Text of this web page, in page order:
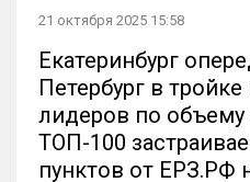
21 октября 2025 15:58
Екатеринбург
Петербург в
лидеров по объему
ТОП-100
пунктов от ЕРЗ.РФ